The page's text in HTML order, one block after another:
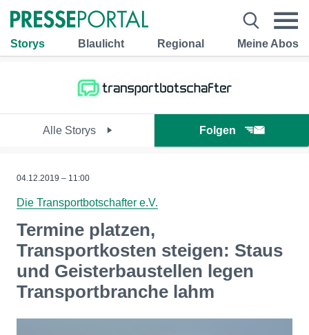
Storys Blaulicht Regional Meine Abos
Alle Storys Folgen
04.12.2019 – 11:00
Die Transportbotschafter e.V.
Termine platzen,
Transportkosten steigen: Staus
und Geisterbaustellen legen
Transportbranche lahm